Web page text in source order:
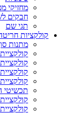
מחזיקי
חבקים
תגי שם
קולקציות
מתנות
תכשיטי